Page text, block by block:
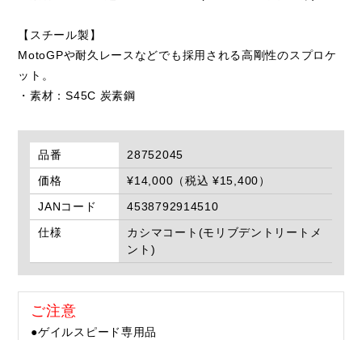
【スチール製】
MotoGPや耐久レースなどでも採用される高剛性のスプロケ
ット。
・素材：S45C 炭素鋼
品番
28752045
価格
¥14,000（税込 ¥15,400）
JANコード
4538792914510
仕様
カシマコート(モリブデントリートメ
ント)
ご注意
●ゲイルスピード専用品